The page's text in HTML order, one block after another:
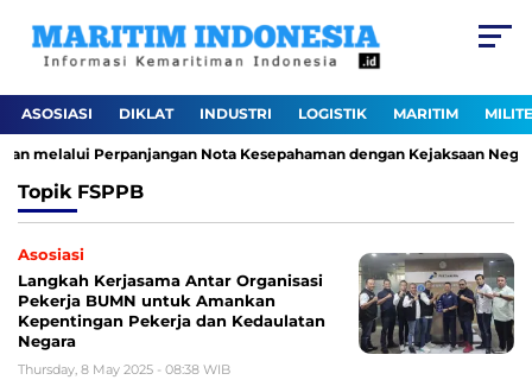
ASOSIASI DIKLAT INDUSTRI LOGISTIK MARITIM
melalui Perpanjangan Nota Kesepahaman dengan Kejaksaan
Topik FSPPB
Asosiasi
Langkah Kerjasama Antar Organisasi
Pekerja BUMN untuk Amankan
Kepentingan Pekerja dan Kedaulatan
Negara
Thursday, 8 May 2025 - 08:38 WIB